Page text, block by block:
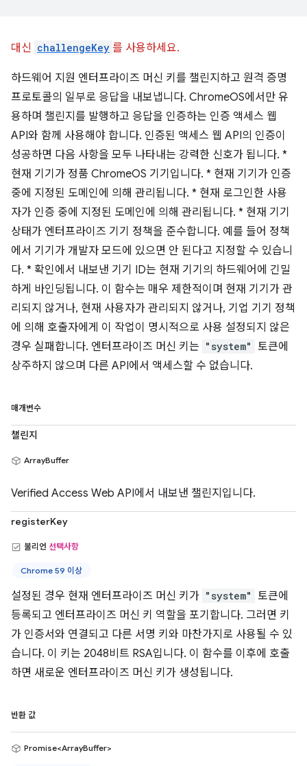
대신 challengeKey 를 사용하세요.
하드웨어 지원 엔터프라이즈 머신 키를 챌린지하고 원격 증명
프로토콜의 일부로 응답을 내보냅니다. ChromeOS에서만 유
용하며 챌린지를 발행하고 응답을 인증하는 인증 액세스 웹
API와 함께 사용해야 합니다. 인증된 액세스 웹 API의 인증이
성공하면 다음 사항을 모두 나타내는 강력한 신호가 됩니다. *
현재 기기가 정품 ChromeOS 기기입니다. * 현재 기기가 인증
중에 지정된 도메인에 의해 관리됩니다. * 현재 로그인한 사용
자가 인증 중에 지정된 도메인에 의해 관리됩니다. * 현재 기기
상태가 엔터프라이즈 기기 정책을 준수합니다. 예를 들어 정책
에서 기기가 개발자 모드에 있으면 안 된다고 지정할 수 있습니
다. * 확인에서 내보낸 기기 ID는 현재 기기의 하드웨어에 긴밀
하게 바인딩됩니다. 이 함수는 매우 제한적이며 현재 기기가 관
리되지 않거나, 현재 사용자가 관리되지 않거나, 기업 기기 정책
에 의해 호출자에게 이 작업이 명시적으로 사용 설정되지 않은
경우 실패합니다. 엔터프라이즈 머신 키는 "system"
토큰에
상주하지 않으며 다른 API에서 액세스할 수 없습니다.
매개변수
챌린지
ArrayBuffer
Verified Access Web API에서 내보낸 챌린지입니다.
registerKey
불리언 선택사항
Chrome 59 이상
설정된 경우 현재 엔터프라이즈 머신 키가 "system"
토큰에
등록되고 엔터프라이즈 머신 키 역할을 포기합니다. 그러면 키
가 인증서와 연결되고 다른 서명 키와 마찬가지로 사용될 수 있
습니다. 이 키는 2048비트 RSA입니다. 이 함수를 이후에 호출
하면 새로운 엔터프라이즈 머신 키가 생성됩니다.
반환 값
Promise<ArrayBuffer>